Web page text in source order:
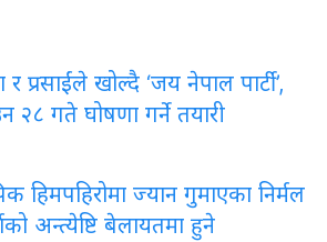
र प्रसाईंले खोल्दै ‘जय नेपाल पार्टी’,
२८ गते घोषणा गर्ने तयारी
हिमपहिरोमा ज्यान गुमाएका निर्मल
अन्त्येष्टि बेलायतमा हुने